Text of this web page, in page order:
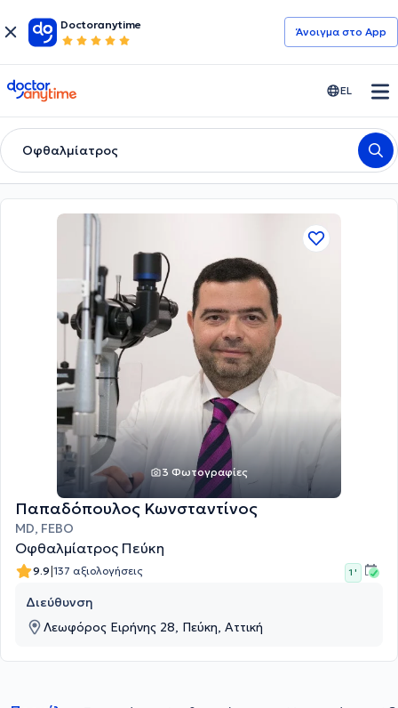
Doctoranytime
Άνοιγμα στο App
doctoranytime EL
Οφθαλμίατρος
3 Φωτογραφίες
Παπαδόπουλος Κωνσταντίνος
MD, FEBO
Οφθαλμίατρος Πεύκη
9.9|137 αξιολογήσεις 1 '
Διεύθυνση
Λεωφόρος Ειρήνης 28, Πεύκη, Αττική